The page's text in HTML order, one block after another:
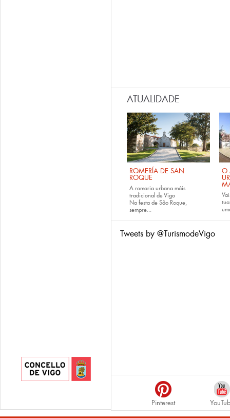
ATUALIDADE
ROMERÍA DE SAN
ROQUE
A romaria urbana máis
tradicional de Vigo
Na festa de São Roque,
sempre...
O
Tweets by @TurismodeVigo
Pinterest